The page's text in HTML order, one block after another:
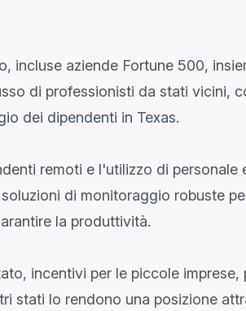
incluse aziende Fortune 500,
di professionisti da stati vicini,
dei dipendenti in Texas.
remoti e l'utilizzo di personale
di monitoraggio robuste
la produttività.
incentivi per le piccole imprese,
stati lo rendono una posizione